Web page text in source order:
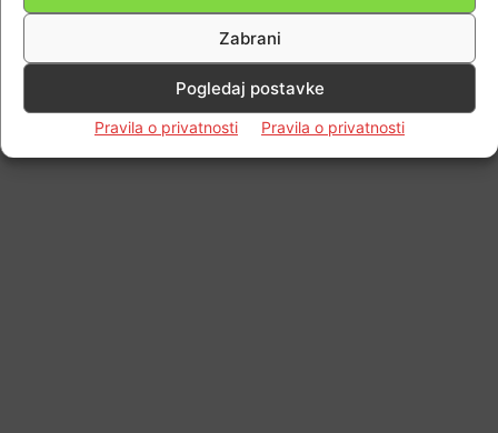
Zabrani
Pogledaj postavke
Pravila o privatnosti Pravila o privatnosti